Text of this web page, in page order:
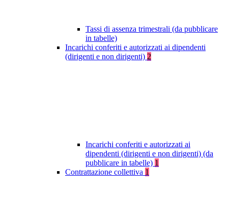
Tassi di assenza trimestrali (da pubblicare
in tabelle)
Incarichi conferiti e autorizzati ai dipendenti
(dirigenti e non dirigenti) 2
Incarichi conferiti e autorizzati ai
dipendenti (dirigenti e non dirigenti) (da
pubblicare in tabelle) 1
Contrattazione collettiva 1